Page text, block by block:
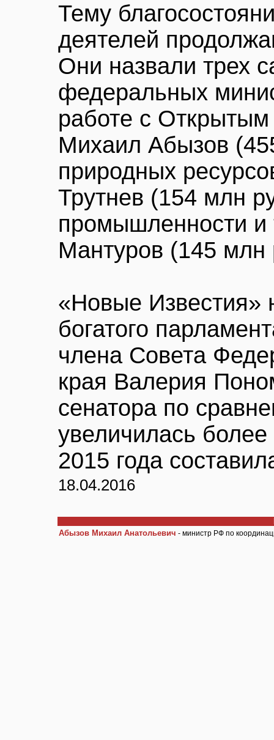
Тему
деятелей
Они назвали трех
федеральных
работе с Открытым
Михаил Абызов
природных
Трутнев (154 млн
промышленности и
Мантуров (145 млн
«Новые Известия»
богатого
члена Совета
края Валерия
сенатора по
увеличилась
2015 года
18.04.2016
Абызов Михаил Анатольевич - министр РФ по